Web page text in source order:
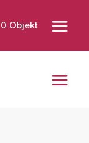
0 Objekt